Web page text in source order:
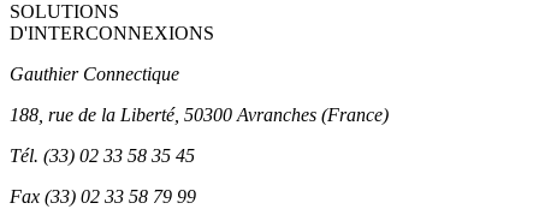
SOLUTIONS
D'INTERCONNEXIONS
Gauthier Connectique
188, rue de la Liberté, 50300 Avranches (France)
Tél. (33) 02 33 58 35 45
Fax (33) 02 33 58 79 99